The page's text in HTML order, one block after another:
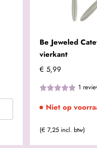
Be Jeweled
vierkant
€ 5,99
1
Niet op
(€ 7,25 incl. btw)